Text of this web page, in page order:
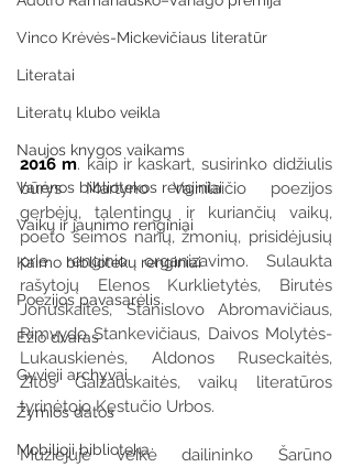
Vinco Krėvės-Mickevičiaus literatūr
Literatai
Literatų klubo veikla
Naujos knygos vaikams
Varėnos bibliotekos renginiai
Vaikų ir jaunimo renginiai
Kaimo bibliotekų renginiai
Poezijos pavasarėlis
Ežio dvaras
Gyvieji archyvai
Žymios datos
Mobilioji biblioteka
2016 m. kaip ir kaskart, susirinko didžiulis
būrys Martyno Vainilaičio poezijos
gerbėjų, talentingų ir kuriančių vaikų,
poeto šeimos narių, žmonių, prisidėjusių
prie renginio organizavimo. Sulaukta
rašytojų Elenos Kurklietytės, Birutės
Jonuškaitės, Stanislovo Abromavičiaus,
Rimvydo Stankevičiaus, Daivos Molytės-
Lukauskienės, Aldonos Ruseckaitės,
Zitos Gaižauskaitės, vaikų literatūros
tyrinėtojo Kęstučio Urbos.
Muziejuje veikė dailininko Šarūno